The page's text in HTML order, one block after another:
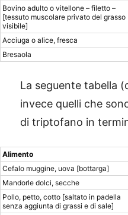
Bovino adulto o vitellone – filetto –
[tessuto muscolare privato del grasso
visibile]
Acciuga o alice, fresca
Bresaola
La seguente tabella
invece quelli che
di triptofano in
Alimento
Cefalo muggine, uova [bottarga]
Mandorle dolci, secche
Pollo, petto, cotto [saltato in padella
senza aggiunta di grassi e di sale]